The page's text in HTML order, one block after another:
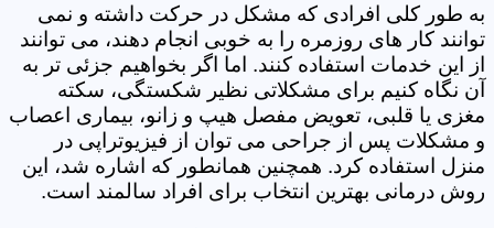
به طور کلی افرادی که مشکل در حرکت داشته و نمی
توانند کار های روزمره را به خوبی انجام دهند، می توانند
از این خدمات استفاده کنند. اما اگر بخواهیم جزئی تر به
آن نگاه کنیم برای مشکلاتی نظیر شکستگی، سکته
مغزی یا قلبی، تعویض مفصل هیپ و زانو، بیماری اعصاب
و مشکلات پس از جراحی می توان از فیزیوتراپی در
منزل استفاده کرد. همچنین همانطور که اشاره شد، این
روش درمانی بهترین انتخاب برای افراد سالمند است.